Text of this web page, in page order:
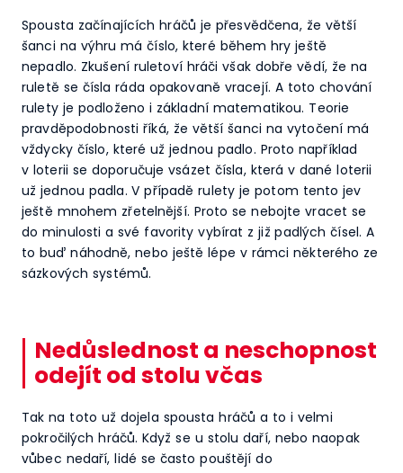
Spousta začínajících hráčů je přesvědčena, že větší
šanci na výhru má číslo, které během hry ještě
nepadlo. Zkušení ruletoví hráči však dobře vědí, že na
ruletě se čísla ráda opakovaně vracejí. A toto chování
rulety je podloženo i základní matematikou. Teorie
pravděpodobnosti říká, že větší šanci na vytočení má
vždycky číslo, které už jednou padlo. Proto například
v loterii se doporučuje vsázet čísla, která v dané loterii
už jednou padla. V případě rulety je potom tento jev
ještě mnohem zřetelnější. Proto se nebojte vracet se
do minulosti a své favority vybírat z již padlých čísel. A
to buď náhodně, nebo ještě lépe v rámci některého ze
sázkových systémů.
Nedůslednost a neschopnost
odejít od stolu včas
Tak na toto už dojela spousta hráčů a to i velmi
pokročilých hráčů. Když se u stolu daří, nebo naopak
vůbec nedaří, lidé se často pouštějí do